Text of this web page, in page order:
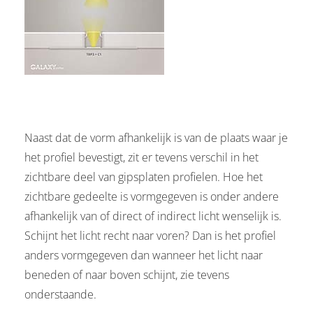
Naast dat de vorm afhankelijk is van de plaats waar je
het profiel bevestigt, zit er tevens verschil in het
zichtbare deel van gipsplaten profielen. Hoe het
zichtbare gedeelte is vormgegeven is onder andere
afhankelijk van of direct of indirect licht wenselijk is.
Schijnt het licht recht naar voren? Dan is het profiel
anders vormgegeven dan wanneer het licht naar
beneden of naar boven schijnt, zie tevens
onderstaande.